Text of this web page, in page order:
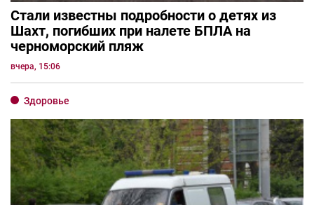
Стали известны подробности о детях из
Шахт, погибших при налете БПЛА на
черноморский пляж
вчера, 15:06
Здоровье